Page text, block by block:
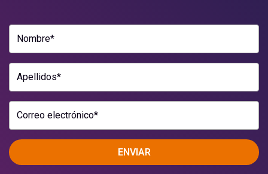
Nombre*
Apellidos*
Correo electrónico*
ENVIAR